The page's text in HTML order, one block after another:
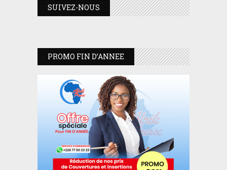
SUIVEZ-NOUS
PROMO FIN D’ANNEE